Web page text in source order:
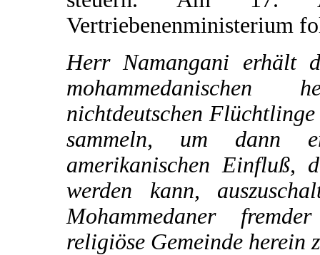
Vertriebenenministerium
Herr Namangani erhält
nichtdeutschen
sammeln, um dann
amerikanischen Einfluß,
werden kann,
Mohammedaner
religiöse Gemeinde herein